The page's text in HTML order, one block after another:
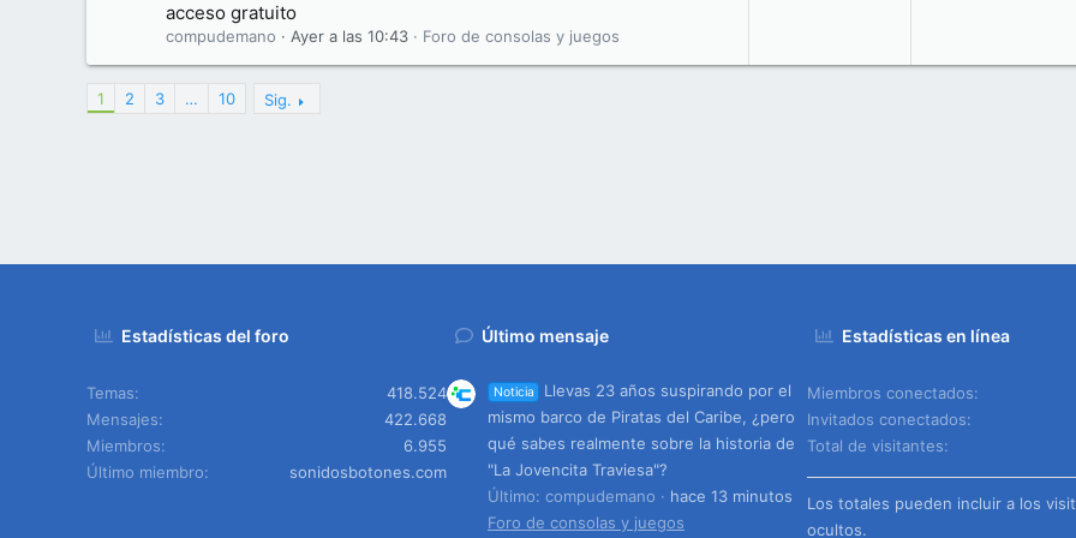
acceso gratuito
compudemano Ayer a las 10:43 Foro de consolas y juegos
1 2 3 … 10 Sig.
Estadísticas del foro
Temas
418.524
Mensajes
422.668
Miembros
6.955
Último miembro
sonidosbotones.com
Último mensaje
Noticia
Llevas 23 años suspirando por el
mismo barco de Piratas del Caribe, ¿pero
qué sabes realmente sobre la historia de
"La Jovencita Traviesa"?
Último: compudemano
hace 13 minutos
Foro de consolas y juegos
Estadísticas en línea
Miembros conectados
Invitados conectados
Total de visitantes
Los totales pueden incluir a los
ocultos.